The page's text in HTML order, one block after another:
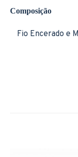
Composição
Fio Encerado e